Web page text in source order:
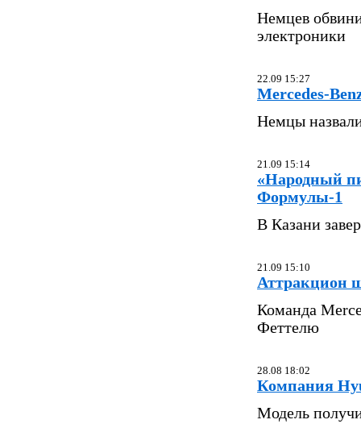
Немцев
электроники
22.09 15:27
Mercedes-
Немцы
21.09 15:14
«Народный
Формулы-1
В Казани
21.09 15:10
Аттракцион
Команда
Феттелю
28.08 18:02
Компания
Модель